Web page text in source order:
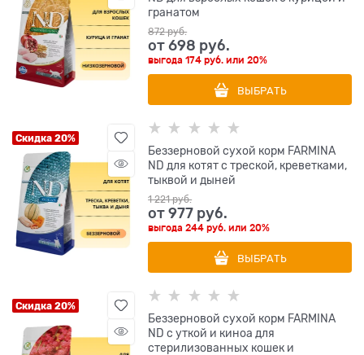
гранатом
872 руб.
от698 руб.
выгода174 руб. или20%
ВЫБРАТЬ
Скидка 20%
Беззерновой cухой корм FARMINA
ND для котят с треской, креветками,
тыквой и дыней
1 221 руб.
от977 руб.
выгода244 руб. или20%
ВЫБРАТЬ
Скидка 20%
Беззерновой cухой корм FARMINA
ND с уткой и киноа для
стерилизованных кошек и